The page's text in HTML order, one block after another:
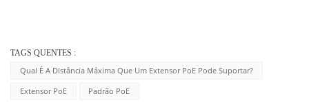
TAGS QUENTES :
Qual É A Distância Máxima Que Um Extensor PoE Pode Suportar?
Extensor PoE
Padrão PoE